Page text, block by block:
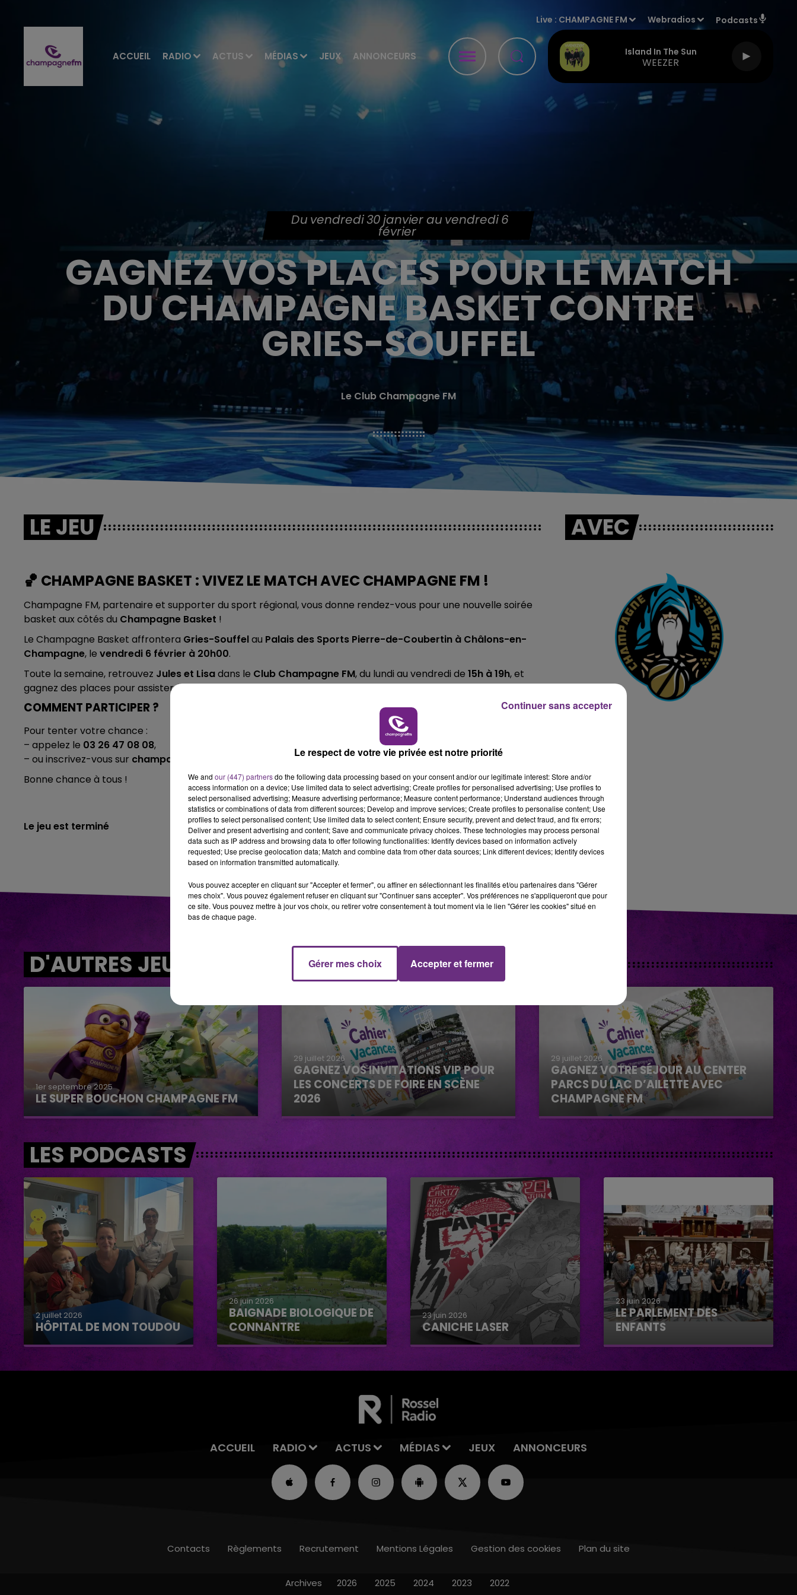
ACCUEIL RADIO ACTUS MÉDIAS JEUX ANNONCEURS
Live : CHAMPAGNE FM Webradios Podcasts
Island In The Sun
WEEZER
6h00 - 10h00 14h00 - 15h00
Du vendredi 30 janvier au vendredi 6
février
GAGNEZ VOS PLACES POUR LE MATCH
DU CHAMPAGNE BASKET CONTRE
GRIES-SOUFFEL
Le Club Champagne FM
LE JEU
🏀 CHAMPAGNE BASKET : VIVEZ LE MATCH AVEC CHAMPAGNE FM !
Champagne FM, partenaire et supporter du sport régional, vous donne rendez-vous pour une nouvelle soirée
basket aux côtés du Champagne Basket !
Le Champagne Basket affrontera Gries-Souffelau Palais des Sports Pierre-de-Coubertin à Châlons-en-
Champagne, le vendredi 6 février à 20h00.
Toute la semaine, retrouvez Jules et Lisadans le Club Champagne FM, du lundi au vendredi de 15h à 19h, et
gagnez des places pour assister à cette rencontre et encourager le Champagne Basket.
COMMENT PARTICIPER ?
Pour tenter votre chance :
– appelez le 03 26 47 08 08,
– ou inscrivez-vous sur champagnefm.com
Bonne chance à tous !
Le jeu est terminé
AVEC
D'AUTRES JEUX
1er septembre 2025
LE SUPER BOUCHON CHAMPAGNE FM
29 juillet 2026
GAGNEZ VOS INVITATIONS VIP POUR
LES CONCERTS DE FOIRE EN SCÈNE
2026
29 juillet 2026
GAGNEZ VOTRE SÉJOUR AU CENTER
PARCS DU LAC D’AILETTE AVEC
CHAMPAGNE FM
LES PODCASTS
2 juillet 2026
HÔPITAL DE MON TOUDOU
Hôpital de mon Toudou
26 juin 2026
BAIGNADE BIOLOGIQUE DE
CONNANTRE
Baignade biologique de
Connantre
23 juin 2026
CANICHE LASER
Caniche Laser
23 juin 2026
LE PARLEMENT DES
ENFANTS
Le parlement des enfants
ACCUEIL RADIO ACTUS MÉDIAS JEUX ANNONCEURS
Contacts Règlements Recrutement Mentions Légales Gestion des cookies Plan du site
Archives 2026 2025 2024 2023 2022
Le respect de votre vie privée est notre priorité
We and our (447) partnersdo the following data processing based on your consent and/or our legitimate interest: Store and/or
access information on a device; Use limited data to select advertising; Create profiles for personalised advertising; Use profiles to
select personalised advertising; Measure advertising performance; Measure content performance; Understand audiences through
statistics or combinations of data from different sources; Develop and improve services; Create profiles to personalise content; Use
profiles to select personalised content; Use limited data to select content; Ensure security, prevent and detect fraud, and fix errors;
Deliver and present advertising and content; Save and communicate privacy choices. These technologies may process personal
data such as IP address and browsing data to offer following functionalities: Identify devices based on information actively
requested; Use precise geolocation data; Match and combine data from other data sources; Link different devices; Identify devices
based on information transmitted automatically.
Vous pouvez accepter en cliquant sur "Accepter et fermer", ou affiner en sélectionnant les finalités et/ou partenaires dans "Gérer
mes choix". Vous pouvez également refuser en cliquant sur "Continuer sans accepter". Vos préférences ne s'appliqueront que pour
ce site. Vous pouvez mettre à jour vos choix, ou retirer votre consentement à tout moment via le lien "Gérer les cookies" situé en
bas de chaque page.
Gérer mes choix Accepter et fermer
Continuer sans accepter